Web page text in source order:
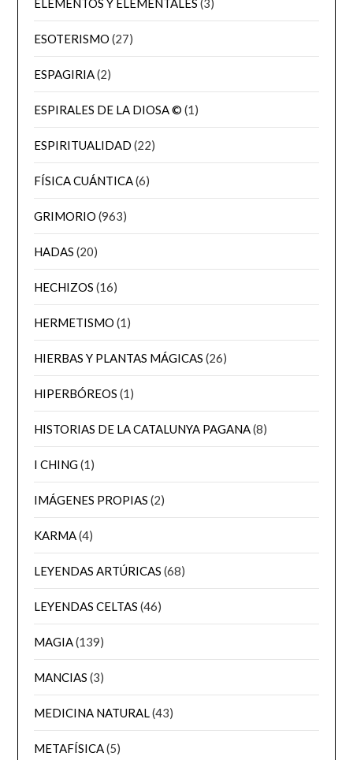
ELEMENTOS Y ELEMENTALES (3)
ESOTERISMO (27)
ESPAGIRIA(2)
ESPIRALES DE LA DIOSA © (1)
ESPIRITUALIDAD (22)
FÍSICA CUÁNTICA(6)
GRIMORIO (963)
HADAS (20)
HECHIZOS (16)
HERMETISMO (1)
HIERBAS Y PLANTAS MÁGICAS (26)
HIPERBÓREOS (1)
HISTORIAS DE LA CATALUNYA PAGANA(8)
I CHING(1)
IMÁGENES PROPIAS (2)
KARMA(4)
LEYENDAS ARTÚRICAS (68)
LEYENDAS CELTAS (46)
MAGIA(139)
MANCIAS (3)
MEDICINA NATURAL(43)
METAFÍSICA(5)